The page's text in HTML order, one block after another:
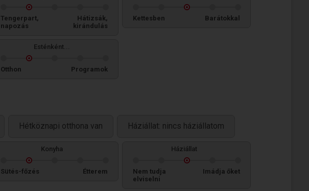
Tengerpart,
napozás
Hátizsák,
kirándulás
Kettesben Barátokkal
Esténként...
Otthon Programok
Hétköznapi otthona van Háziállat: nincs háziállatom
Konyha
Sütés-főzés Étterem
Háziállat
Nem tudja
elviselni
Imádja őket